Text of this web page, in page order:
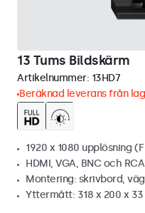
13 Tums Bildskärm
Artikelnummer: 13HD7
Beräknad leverans från
1920 x 1080 upplösning
HDMI, VGA, BNC och RCA
Montering: skrivbord,
Yttermått: 318 x 200 x